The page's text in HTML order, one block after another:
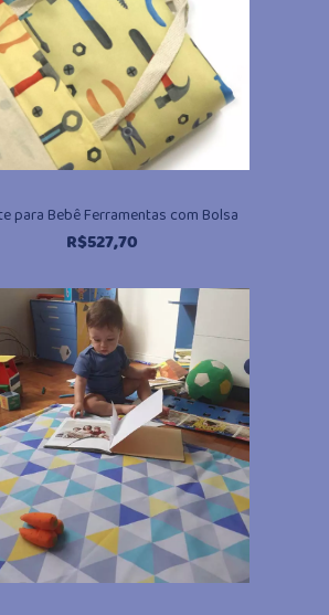
para Bebê Ferramentas com Bolsa
R$527,70